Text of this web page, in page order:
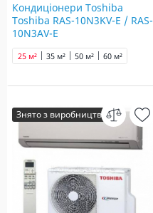
Кондиціонери Toshiba
Toshiba RAS-10N3KV-E / RAS-
10N3AV-E
25 м² 35 м² 50 м² 60 м²
Знято з виробництва